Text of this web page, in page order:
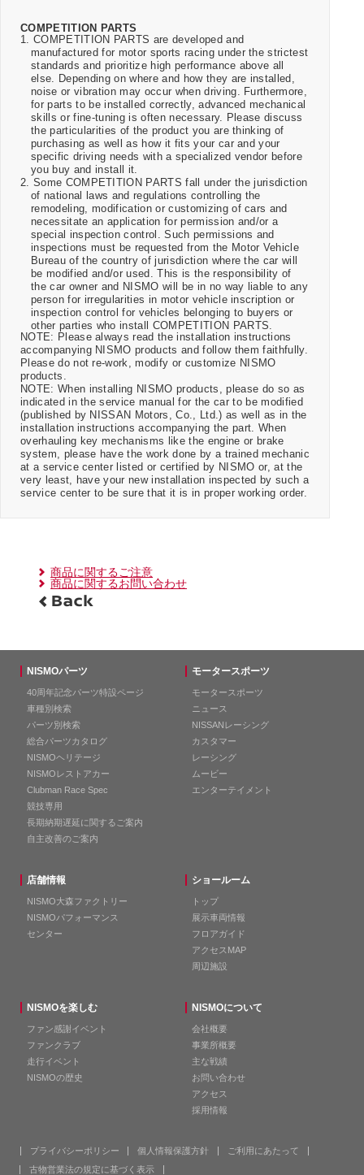
COMPETITION PARTS
1. COMPETITION PARTS are developed and
manufactured for motor sports racing under the strictest
standards and prioritize high performance above all
else. Depending on where and how they are installed,
noise or vibration may occur when driving. Furthermore,
for parts to be installed correctly, advanced mechanical
skills or fine-tuning is often necessary. Please discuss
the particularities of the product you are thinking of
purchasing as well as how it fits your car and your
specific driving needs with a specialized vendor before
you buy and install it.
2. Some COMPETITION PARTS fall under the jurisdiction
of national laws and regulations controlling the
remodeling, modification or customizing of cars and
necessitate an application for permission and/or a
special inspection control. Such permissions and
inspections must be requested from the Motor Vehicle
Bureau of the country of jurisdiction where the car will
be modified and/or used. This is the responsibility of
the car owner and NISMO will be in no way liable to any
person for irregularities in motor vehicle inscription or
inspection control for vehicles belonging to buyers or
other parties who install COMPETITION PARTS.
NOTE: Please always read the installation instructions
accompanying NISMO products and follow them faithfully.
Please do not re-work, modify or customize NISMO
products.
NOTE: When installing NISMO products, please do so as
indicated in the service manual for the car to be modified
(published by NISSAN Motors, Co., Ltd.) as well as in the
installation instructions accompanying the part. When
overhauling key mechanisms like the engine or brake
system, please have the work done by a trained mechanic
at a service center listed or certified by NISMO or, at the
very least, have your new installation inspected by such a
service center to be sure that it is in proper working order.
商品に関するご注意
商品に関するお問い合わせ
NISMOパーツ
40周年記念パーツ特設ページ
車種別検索
パーツ別検索
総合パーツカタログ
NISMOヘリテージ
NISMOレストアカー
Clubman Race Spec
競技専用
長期納期遅延に関するご案内
自主改善のご案内
モータースポーツ
モータースポーツ
ニュース
NISSANレーシング
カスタマー
レーシング
ムービー
エンターテイメント
店舗情報
NISMO大森ファクトリー
NISMOパフォーマンス
センター
ショールーム
トップ
展示車両情報
フロアガイド
アクセスMAP
周辺施設
NISMOを楽しむ
ファン感謝イベント
ファンクラブ
走行イベント
NISMOの歴史
NISMOについて
会社概要
事業所概要
主な戦績
お問い合わせ
アクセス
採用情報
プライバシーポリシー 個人情報保護方針
ご利用にあたって
古物営業法の規定に基づく表示